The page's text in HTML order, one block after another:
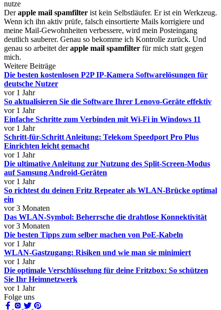
nutze
Derapple mail spamfilter ist kein Selbstläufer. Er ist ein Werkzeug.
Wenn ich ihn aktiv prüfe, falsch einsortierte Mails korrigiere und
meine Mail-Gewohnheiten verbessere, wird mein Posteingang
deutlich sauberer. Genau so bekomme ich Kontrolle zurück. Und
genau so arbeitet derapple mail spamfilter für mich statt gegen
mich.
Weitere Beiträge
Die besten kostenlosen P2P IP-Kamera Softwarelösungen für
deutsche Nutzer
vor 1 Jahr
So aktualisieren Sie die Software Ihrer Lenovo-Geräte effektiv
vor 1 Jahr
Einfache Schritte zum Verbinden mit Wi-Fi in Windows 11
vor 1 Jahr
Schritt-für-Schritt Anleitung: Telekom Speedport Pro Plus
Einrichten leicht gemacht
vor 1 Jahr
Die ultimative Anleitung zur Nutzung des Split-Screen-Modus
auf Samsung Android-Geräten
vor 1 Jahr
So richtest du deinen Fritz Repeater als WLAN-Brücke optimal
ein
vor 3 Monaten
Das WLAN-Symbol: Beherrsche die drahtlose Konnektivität
vor 3 Monaten
Die besten Tipps zum selber machen von PoE-Kabeln
vor 1 Jahr
WLAN-Gastzugang: Risiken und wie man sie minimiert
vor 1 Jahr
Die optimale Verschlüsselung für deine Fritzbox: So schützen
Sie Ihr Heimnetzwerk
vor 1 Jahr
Folge uns